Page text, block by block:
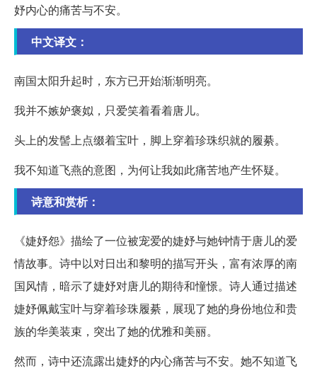
妤内心的痛苦与不安。
中文译文：
南国太阳升起时，东方已开始渐渐明亮。
我并不嫉妒褒姒，只爱笑着看着唐儿。
头上的发髻上点缀着宝叶，脚上穿着珍珠织就的履綦。
我不知道飞燕的意图，为何让我如此痛苦地产生怀疑。
诗意和赏析：
《婕妤怨》描绘了一位被宠爱的婕妤与她钟情于唐儿的爱
情故事。诗中以对日出和黎明的描写开头，富有浓厚的南
国风情，暗示了婕妤对唐儿的期待和憧憬。诗人通过描述
婕妤佩戴宝叶与穿着珍珠履綦，展现了她的身份地位和贵
族的华美装束，突出了她的优雅和美丽。
然而，诗中还流露出婕妤的内心痛苦与不安。她不知道飞